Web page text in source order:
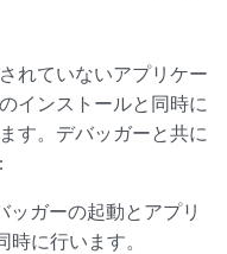
れていないアプリケー
インストールと同時に
す。デバッガーと共に
ッガーの起動とアプリ
に行います。